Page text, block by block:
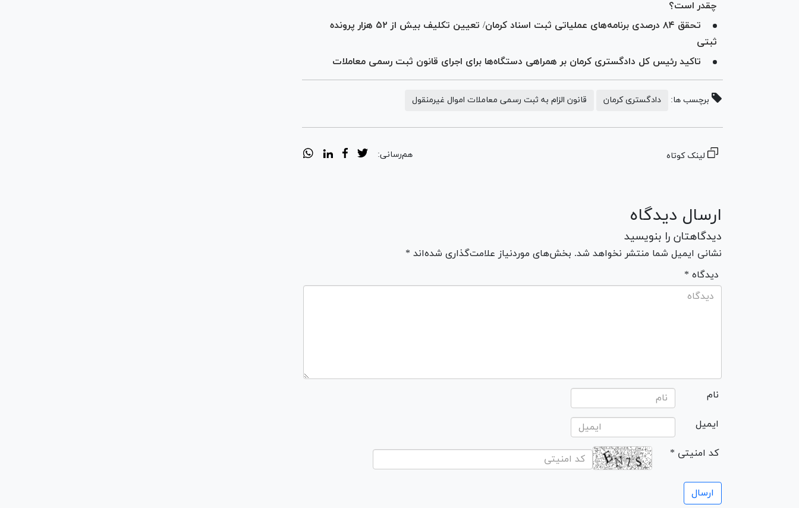
چقدر است؟
تحقق ۸۴ درصدی برنامه‌های عملیاتی ثبت اسناد کرمان/ تعیین تکلیف بیش از ۵۲ هزار پرونده
ثبتی
تاکید رئیس کل دادگستری کرمان بر همراهی دستگاه‌ها برای اجرای قانون ثبت رسمی معاملات
برچسب ها: دادگستری کرمان قانون الزام به ثبت رسمی معاملات اموال غیرمنقول
لینک کوتاه هم‌رسانی:
ارسال دیدگاه
دیدگاهتان را بنویسید
نشانی ایمیل شما منتشر نخواهد شد. بخش‌های موردنیاز علامت‌گذاری شده‌اند *
* دیدگاه
نام
ایمیل
* کد امنیتی